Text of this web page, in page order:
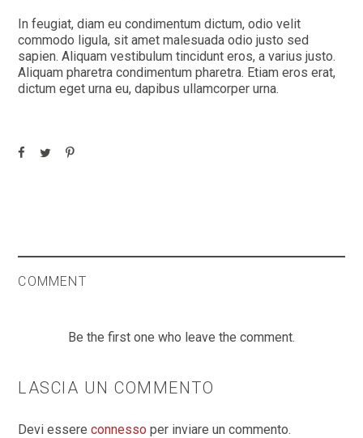
In feugiat, diam eu condimentum dictum, odio velit
commodo ligula, sit amet malesuada odio justo sed
sapien. Aliquam vestibulum tincidunt eros, a varius justo.
Aliquam pharetra condimentum pharetra. Etiam eros erat,
dictum eget urna eu, dapibus ullamcorper urna.
COMMENT
Be the first one who leave the comment.
LASCIA UN COMMENTO
Devi essereconnesso per inviare un commento.